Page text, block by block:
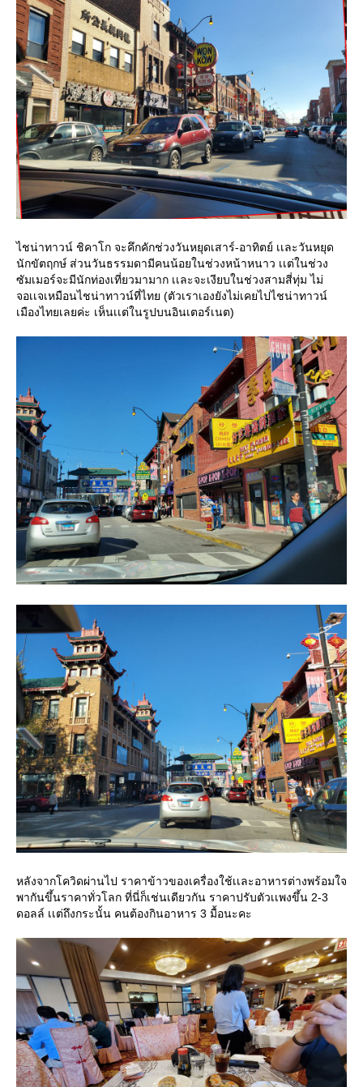
ไชน่าทาวน์ ชิคาโก จะคึกคักช่วงวันหยุดเสาร์-อาทิตย์ เเละวันหยุด
นักขัตฤกษ์ ส่วนวันธรรมดามีคนน้อยในช่วงหน้าหนาว เเต่ในช่วง
ซัมเมอร์จะมีนักท่องเที่ยวมามาก เเละจะเงียบในช่วงสามสี่ทุ่ม ไม่
จอเเจเหมือนไชน่าทาวน์ที่ไทย (ตัวเราเองยังไม่เคยไปไชน่าทาวน์
เมืองไทยเลยค่ะ เห็นเเต่ในรูปบนอินเตอร์เนต)
หลังจากโควิดผ่านไป ราคาข้าวของเครื่องใช้เเละอาหารต่างพร้อมใจ
พากันขึ้นราคาทั่วโลก ที่นี่ก็เช่นเดียวกัน ราคาปรับตัวเเพงขึ้น 2-3
ดอลล์ เเต่ถึงกระนั้น คนต้องกินอาหาร 3 มื้อนะคะ